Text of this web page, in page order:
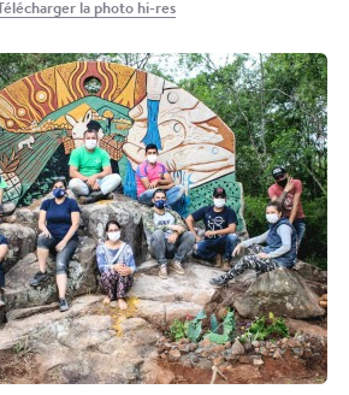
la photo hi-res